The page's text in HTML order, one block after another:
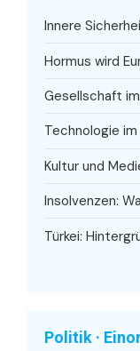
Innere
Hormus wird
Gesellschaft
Technologie im
Kultur und
Insolvenzen:
Türkei:
Politik ·